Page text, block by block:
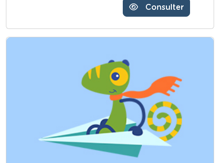
Consulter